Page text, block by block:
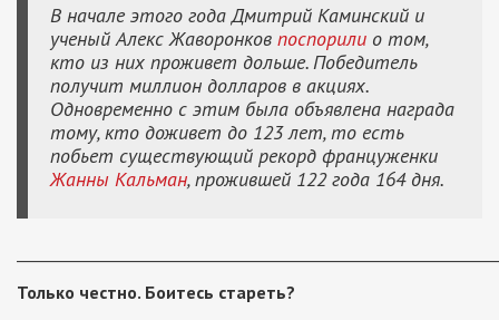
В начале этого года Дмитрий Каминский и
ученый Алекс Жаворонков поспорили о том,
кто из них проживет дольше. Победитель
получит миллион долларов в акциях.
Одновременно с этим была объявлена награда
тому, кто доживет до 123 лет, то есть
побьет существующий рекорд француженки
Жанны Кальман, прожившей 122 года 164 дня.
Только честно. Боитесь стареть?